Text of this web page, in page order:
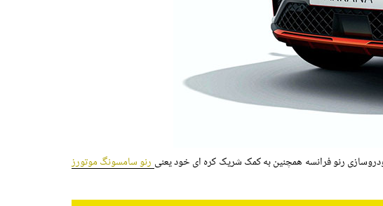
رنو فرانسه همچنین به کمک شریک کره ای خود یعنی رنو سامسونگ موتورز